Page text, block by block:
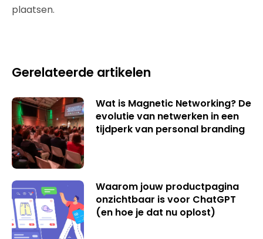
plaatsen.
Gerelateerde artikelen
Wat is Magnetic Networking? De
evolutie van netwerken in een
tijdperk van personal branding
Waarom jouw productpagina
onzichtbaar is voor ChatGPT
(en hoe je dat nu oplost)